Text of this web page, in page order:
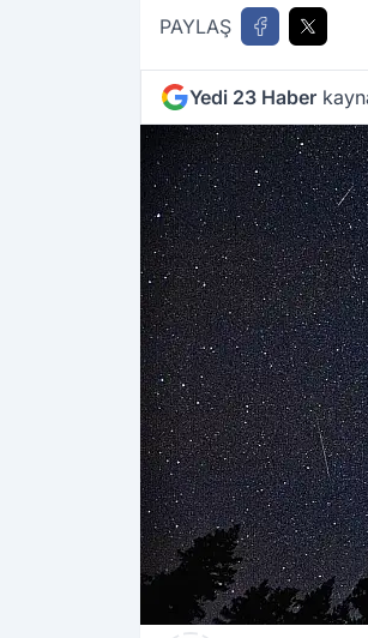
PAYLAŞ
Yedi 23 Haber